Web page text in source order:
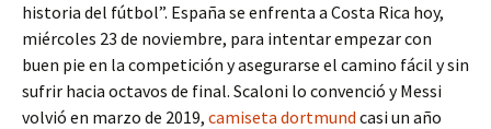
historia del fútbol”. España se enfrenta a Costa Rica hoy,
miércoles 23 de noviembre, para intentar empezar con
buen pie en la competición y asegurarse el camino fácil y sin
sufrir hacia octavos de final. Scaloni lo convenció y Messi
volvió en marzo de 2019, camiseta dortmund casi un año